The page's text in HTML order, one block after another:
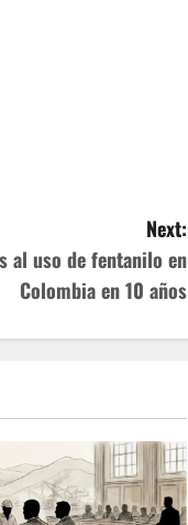
Next:
al uso de fentanilo en
Colombia en 10 años